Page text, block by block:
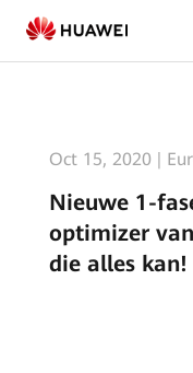
Nieuwe
1-
omvormer
optimizer
van
Oct 15, 2020 |
Nieuwe 1-
optimizer
die alles kan!